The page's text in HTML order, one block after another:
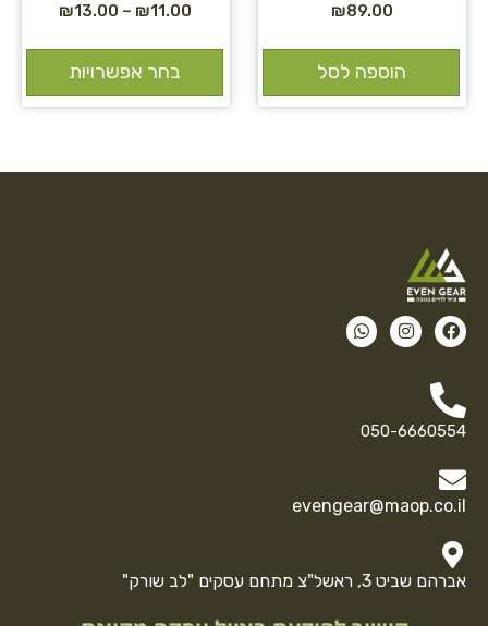
₪89.00
הוספה לסל
₪11.00
–
₪13.00
בחר אפשרויות
050-6660554
evengear@maop.co.il
אברהם שביט 3, ראשל"צ מתחם עסקים "לב שורק"